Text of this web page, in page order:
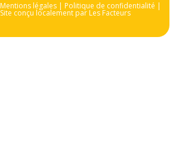
Mentions légales | Politique de confidentialité |
Site conçu localement par Les Facteurs